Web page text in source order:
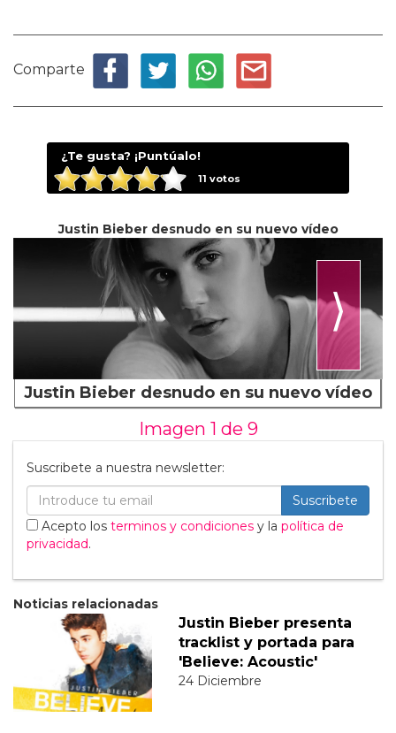
Comparte
¿Te gusta? ¡Puntúalo!
11 votos
Justin Bieber desnudo en su nuevo vídeo
⟩
Justin Bieber desnudo en su nuevo vídeo
Imagen 1 de 9
Suscribete a nuestra newsletter:
Suscribete
Acepto los terminos y condiciones y la política de
privacidad.
Noticias relacionadas
Justin Bieber presenta
tracklist y portada para
'Believe: Acoustic'
24 Diciembre